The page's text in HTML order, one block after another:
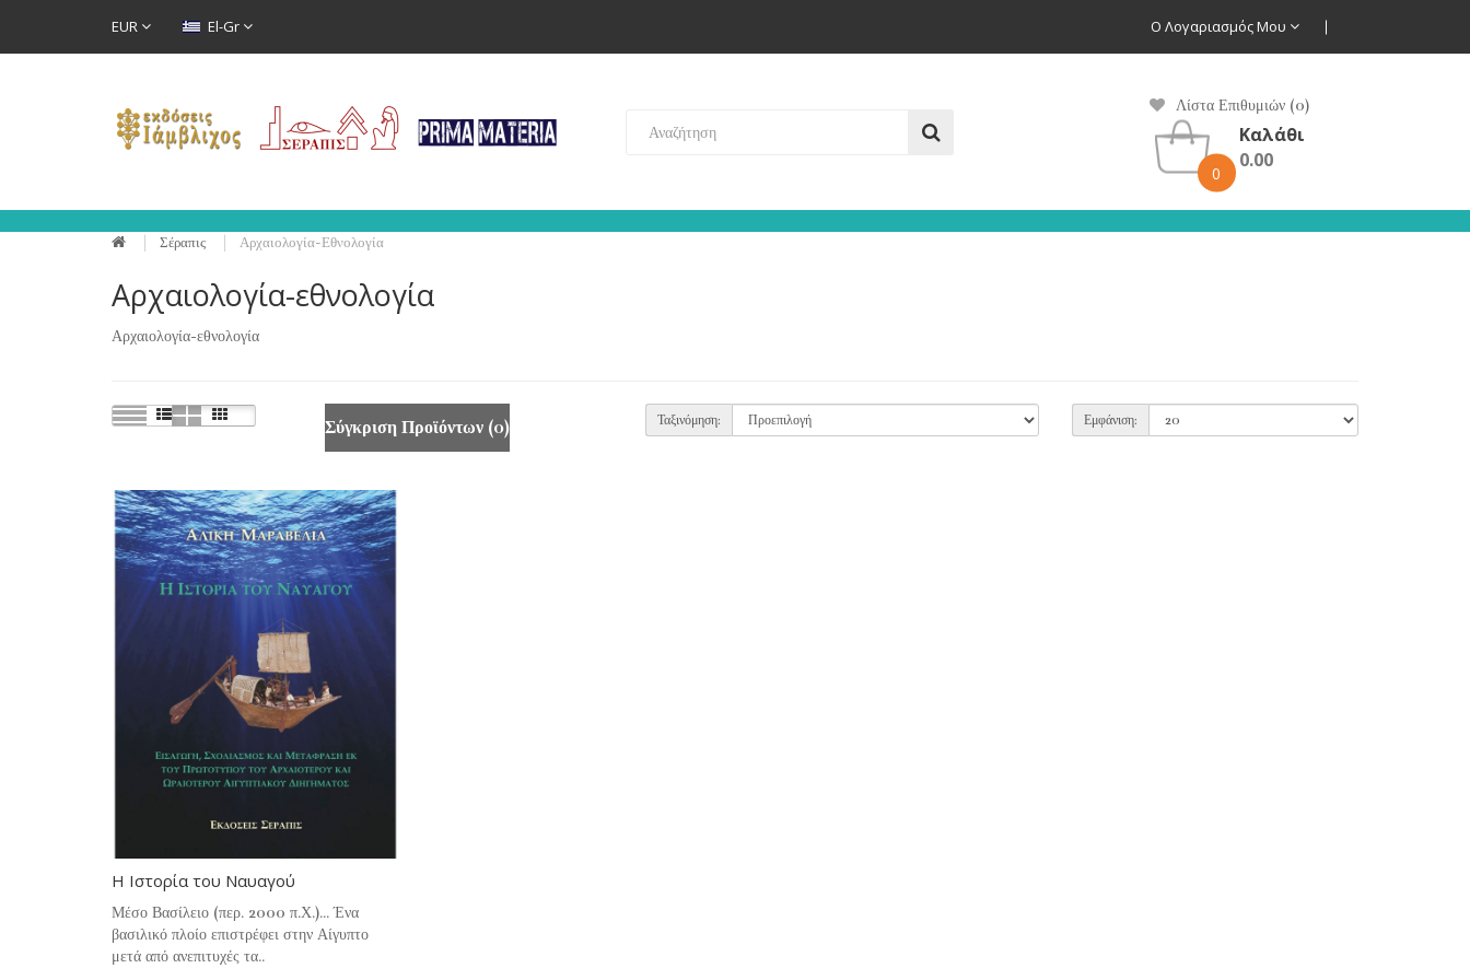
EUR El-Gr Ο Λογαριασμός Μου
Λίστα Επιθυμιών (0)
0
Καλάθι
0.00
Σέραπις Αρχαιολογία-Εθνολογία
Αρχαιολογία-εθνολογία
Αρχαιολογία-εθνολογία
Σύγκριση Προϊόντων (0) Ταξινόμηση: Εμφάνιση:
Η Ιστορία του Ναυαγού
Μέσο Βασίλειο (περ. 2000 π.Χ.)... Ένα
βασιλικό πλοίο επιστρέφει στην Αίγυπτο
μετά από ανεπιτυχές τα..